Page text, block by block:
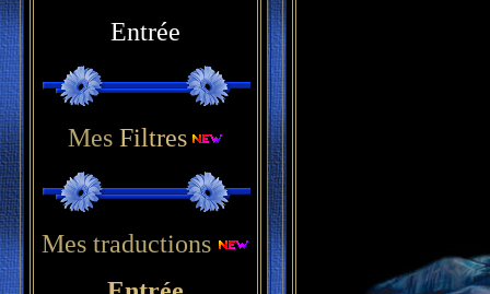
Entrée
MesFiltres
Mes traductions